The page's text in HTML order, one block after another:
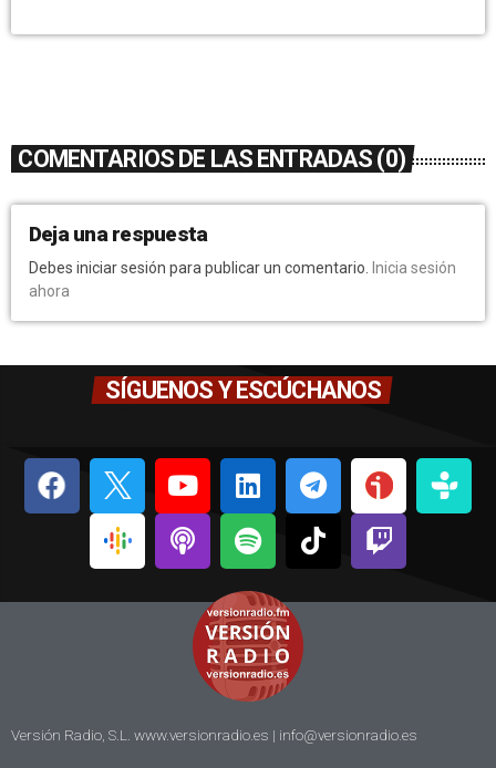
COMENTARIOS DE LAS ENTRADAS (0)
Deja una respuesta
Debes iniciar sesión para publicar un comentario.
Inicia sesión
ahora
SÍGUENOS Y ESCÚCHANOS
Versión Radio, S.L. www.versionradio.es | info@versionradio.es